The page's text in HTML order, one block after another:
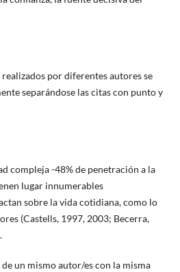
por diferentes autores se
separándose las citas con punto y
compleja -48% de penetración a la
lugar innumerables
sobre la vida cotidiana, como lo
(Castells, 1997, 2003; Becerra,
un mismo autor/es con la misma